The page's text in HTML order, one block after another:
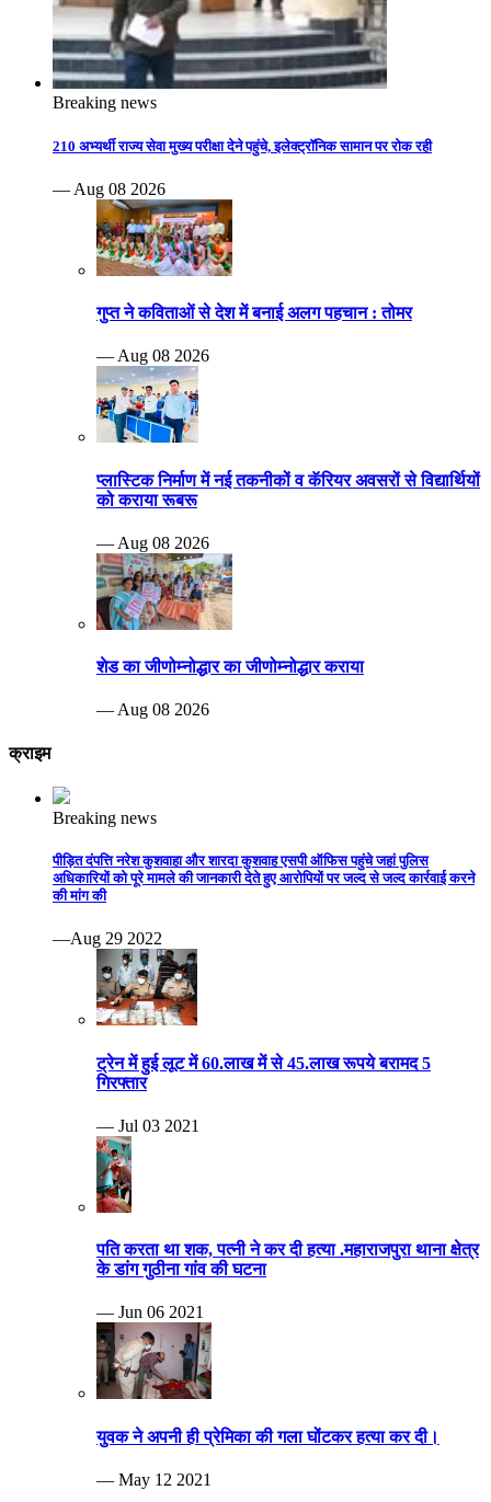
Breaking news
210 अभ्यर्थी राज्य सेवा मुख्य परीक्षा देने पहुंचे, इलेक्ट्रॉनिक सामान पर रोक रही
— Aug 08 2026
गुप्त ने कविताओं से देश में बनाई अलग पहचान : तोमर
— Aug 08 2026
प्लास्टिक निर्माण में नई तकनीकों व कॅरियर अवसरों से विद्यार्थियों
को कराया रूबरू
— Aug 08 2026
शेड का जीणोम्नोद्धार का जीणोम्नोद्धार कराया
— Aug 08 2026
क्राइम
Breaking news
पीड़ित दंपत्ति नरेश कुशवाहा और शारदा कुशवाह एसपी ऑफिस पहुंचे जहां पुलिस
अधिकारियों को पूरे मामले की जानकारी देते हुए आरोपियों पर जल्द से जल्द कार्रवाई करने
की मांग की
—Aug 29 2022
ट्रेन में हुई लूट में 60.लाख में से 45.लाख रूपये बरामद 5
गिरफ्तार
— Jul 03 2021
पति करता था शक, पत्नी ने कर दी हत्या .महाराजपुरा थाना क्षेत्र
के डांग गुठीना गांव की घटना
— Jun 06 2021
युवक ने अपनी ही प्रेमिका की गला घोंटकर हत्या कर दी।
— May 12 2021